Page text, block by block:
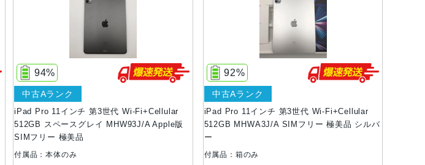
iPad Pro 11インチ 第3世代 Wi-Fi+Cellular
512GB スペースグレイ MHW93J/A Apple版
SIMフリー 極美品
94%
中古Aランク
付属品：本体のみ
iPad Pro 11インチ 第3世代 Wi-Fi+Cellular
512GB MHWA3J/A SIMフリー 極美品 シルバ
ー
92%
中古Aランク
付属品：箱のみ